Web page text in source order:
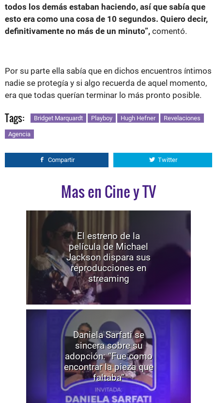
todos los demás estaban haciendo, así que sabía que
esto era como una cosa de 10 segundos. Quiero decir,
definitivamente no más de un minuto”, comentó.
Por su parte ella sabía que en dichos encuentros íntimos
nadie se protegía y si algo recuerda de aquel momento,
era que todas querían terminar lo más pronto posible.
Tags: Bridget Marquardt Playboy Hugh Hefner Revelaciones
Agencia
Compartir Twitter
Mas en Cine y TV
El estreno de la
película de Michael
Jackson dispara sus
reproducciones en
streaming
Daniela Sarfati se
sincera sobre su
adopción: “Fue como
encontrar la pieza que
faltaba”